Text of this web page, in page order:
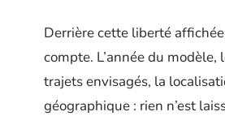
Derrière cette liberté
compte. L’année du modèle,
trajets envisagés, la
géographique : rien n’est